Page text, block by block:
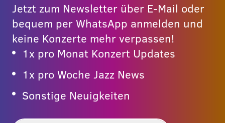
Jetzt zum Newsletter über E-Mail oder
bequem per WhatsApp anmelden und
keine Konzerte mehr verpassen!
1x pro Monat Konzert Updates
1x pro Woche Jazz News
Sonstige Neuigkeiten